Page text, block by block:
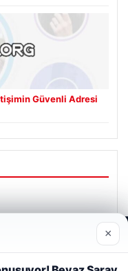
Güvenli Adresi
anlayabilmek,
amacıyla çerezler
×